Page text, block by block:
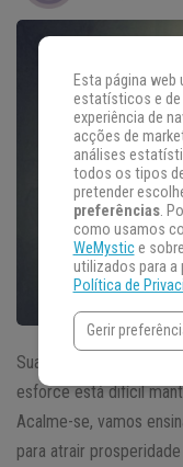
Sua situação financeira
esforce está difícil
Acalme-se, vamos
para atrair
Esta página
estatísticos e de
experiência de
acções de
análises
todos os tipos
pretender
preferências.
como usamos
WeMystice
utilizados para a
Política de
Gerir